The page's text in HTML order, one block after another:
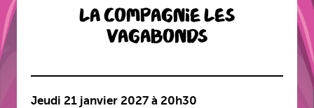
La compagnie les
vagabonds
Jeudi 21 janvier 2027 à 20h30